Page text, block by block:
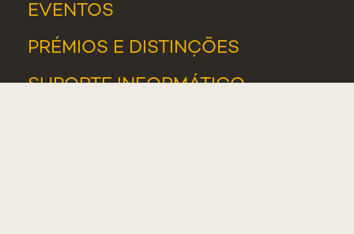
EVENTOS
PRÉMIOS E DISTINÇÕES
SUPORTE INFORMÁTICO